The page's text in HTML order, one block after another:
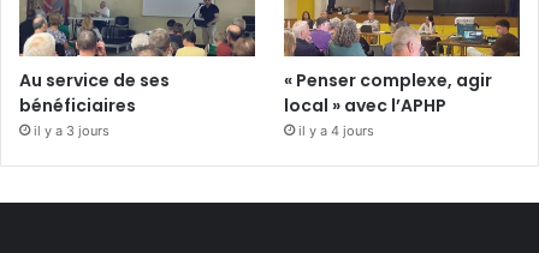
Au service de ses
bénéficiaires
il y a 3 jours
« Penser complexe, agir
local » avec l’APHP
il y a 4 jours